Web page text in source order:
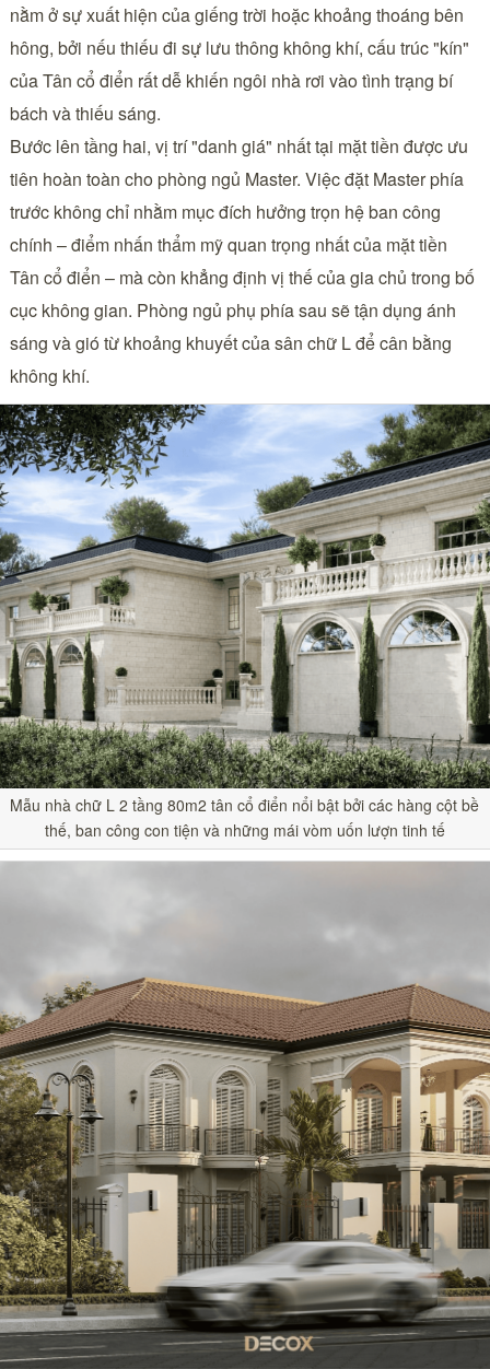
nằm ở sự xuất hiện của giếng trời hoặc khoảng thoáng bên
hông, bởi nếu thiếu đi sự lưu thông không khí, cấu trúc "kín"
của Tân cổ điển rất dễ khiến ngôi nhà rơi vào tình trạng bí
bách và thiếu sáng.
Bước lên tầng hai, vị trí "danh giá" nhất tại mặt tiền được ưu
tiên hoàn toàn cho phòng ngủ Master. Việc đặt Master phía
trước không chỉ nhằm mục đích hưởng trọn hệ ban công
chính – điểm nhấn thẩm mỹ quan trọng nhất của mặt tiền
Tân cổ điển – mà còn khẳng định vị thế của gia chủ trong bố
cục không gian. Phòng ngủ phụ phía sau sẽ tận dụng ánh
sáng và gió từ khoảng khuyết của sân chữ L để cân bằng
không khí.
Mẫu nhà chữ L 2 tầng 80m2 tân cổ điển nổi bật bởi các hàng cột bề
thế, ban công con tiện và những mái vòm uốn lượn tinh tế